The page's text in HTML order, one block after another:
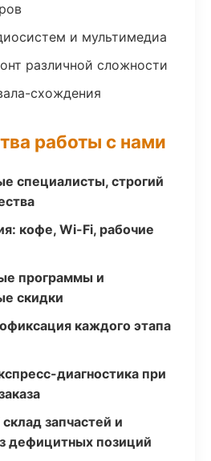
и мультимедиа
различной сложности
схождения
работы с нами
специалисты, строгий
кофе, Wi-Fi, рабочие
программы и
скидки
каждого этапа
диагностика при
запчастей и
дефицитных позиций